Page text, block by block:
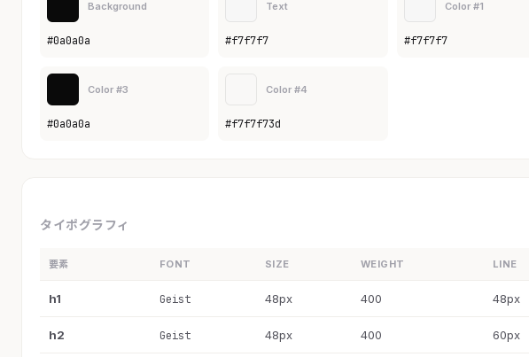
Background
#0a0a0a
Text
#f7f7f7
Color #1
#f7f7f7
Color #3
#0a0a0a
Color #4
#f7f7f73d
タイポグラフィ
要素 FONT SIZE WEIGHT LINE
h1 Geist 48px 400 48px
h2 Geist 48px 400 60px